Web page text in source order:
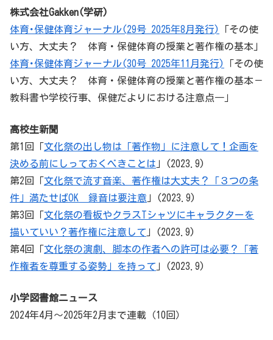
株式会社Gakken(学研)
体育･保健体育ジャーナル(29号 2025年8月発行)
「その使
い方、大丈夫？ 体育・保健体育の授業と著作権の基本」
体育･保健体育ジャーナル(30号 2025年11月発行)
「その使
い方、大丈夫？ 体育・保健体育の授業と著作権の基本－
教科書や学校行事、保健だよりにおける注意点―」
高校生新聞
第1回「文化祭の出し物は「著作物」に注意して！企画を
決める前にしっておくべきことは 」(2023.9)
第2回「文化祭で流す音楽、著作権は大丈夫？「３つの条
件」満たせばOK 録音は要注意 」(2023.9)
第3回「文化祭の看板やクラスTシャツにキャラクターを
描いていい？著作権に注意して 」(2023.9)
第4回「文化祭の演劇、脚本の作者への許可は必要？「著
作権者を尊重する姿勢」を持って 」(2023.9)
小学図書館ニュース
2024年4月～2025年2月まで連載（10回）